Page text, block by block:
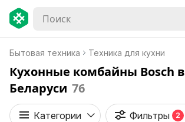
Бытовая техника Техника для кухни
Кухонные комбайны Bosch в
Беларуси 76
Категории Фильтры 2